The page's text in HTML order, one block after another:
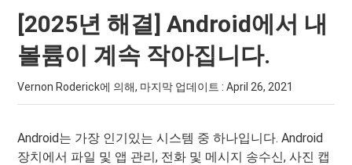
[2025년 해결] Android에서 내
볼륨이 계속 작아집니다.
Vernon Roderick에 의해, 마지막 업데이트 :April 26, 2021
Android는 가장 인기있는 시스템 중 하나입니다. Android
장치에서 파일 및 앱 관리, 전화 및 메시지 송수신, 사진 캡